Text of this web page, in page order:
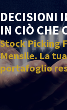
DECISIONI
IN CIÒ CHE
Stock Picking
Mensile. La
portafoglio